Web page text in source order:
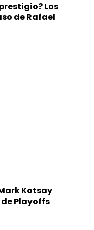
Los
de Rafael
Kotsay
Playoffs